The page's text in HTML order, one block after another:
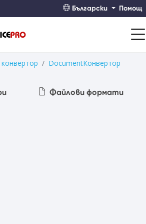
Български Помощ
DocumentКонвертор
Файлови формати